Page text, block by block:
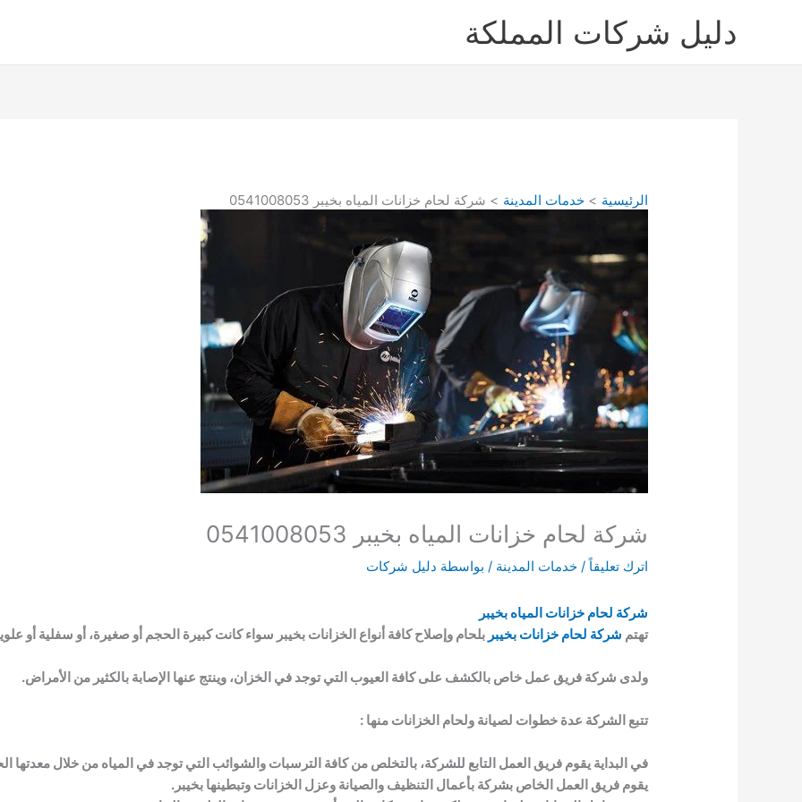
دليل شركات المملكة
الرئيسية خدمات المدينة شركة لحام خزانات المياه بخيبر 0541008053
شركة لحام خزانات المياه بخيبر 0541008053
اترك تعليقاً /خدمات المدينة / بواسطة دليل شركات
شركة لحام خزانات المياه بخيبر
تهتم شركة لحام خزانات بخيبر بلحام وإصلاح كافة أنواع الخزانات بخيبر سواء كانت كبيرة الحجم أو صغيرة، أو سفلية أو
ولدى شركة فريق عمل خاص بالكشف على كافة العيوب التي توجد في الخزان، وينتج عنها الإصابة بالكثير من الأمراض.
تتبع الشركة عدة خطوات لصيانة ولحام الخزانات منها :
في البداية يقوم فريق العمل التابع للشركة، بالتخلص من كافة الترسبات والشوائب التي توجد في المياه من خلال معدتها
يقوم فريق العمل الخاص بشركة بأعمال التنظيف والصيانة وعزل الخزانات وتبطينها بخيبر.